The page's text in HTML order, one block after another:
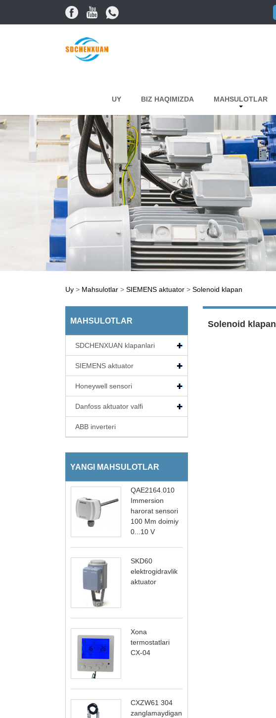
UY BIZ HAQIMIZDA MAHSULOTLAR
Uy > Mahsulotlar > SIEMENS aktuator > Solenoid klapan
MAHSULOTLAR
SDCHENXUAN klapanlari
SIEMENS aktuator
Honeywell sensori
Danfoss aktuator valfi
ABB inverteri
YANGI MAHSULOTLAR
QAE2164.010
Immersion
harorat sensori
100 Mm doimiy
0...10 V
SKD60
elektrogidravlik
aktuator
Xona
termostatlari
CX-04
CXZW61 304
zanglamaydigan
Solenoid klapan